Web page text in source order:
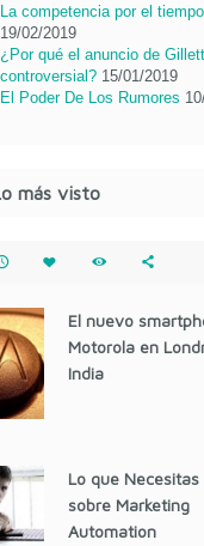
La competencia por el
19/02/2019
¿Por qué el anuncio de
controversial? 15/01/2019
El Poder De Los Rumores
más visto
El nuevo
Motorola en
India
Lo que Necesitas
sobre Marketing
Automation